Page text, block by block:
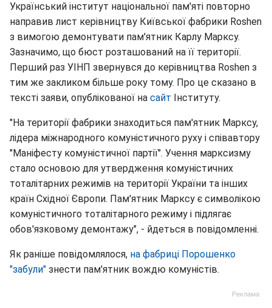
Український інститут національної пам'яті повторно
направив лист керівництву Київської фабрики Roshen
з вимогою демонтувати пам'ятник Карлу Марксу.
Зазначимо, що бюст розташований на її території.
Перший раз УІНП звернувся до керівництва Roshen з
тим же закликом більше року тому. Про це сказано в
тексті заяви, опублікованої на сайт Інституту.
"На території фабрики знаходиться пам'ятник Марксу,
лідера міжнародного комуністичного руху і співавтору
"Маніфесту комуністичної партії". Учення марксизму
стало основою для утвердження комуністичних
тоталітарних режимів на території України та інших
країн Східної Європи. Пам'ятник Марксу є символікою
комуністичного тоталітарного режиму і підлягає
обов'язковому демонтажу", - йдеться в повідомленні.
Як раніше повідомлялося, на фабриці Порошенко
"забули" знести пам'ятник вождю комуністів.